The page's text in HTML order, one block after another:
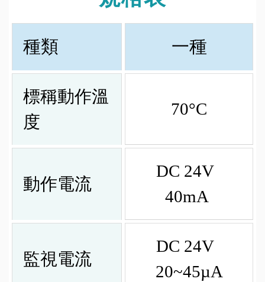
種類 一種
標稱動作溫
度
70°C
動作電流
DC 24V
40mA
監視電流
DC 24V
20~45µA